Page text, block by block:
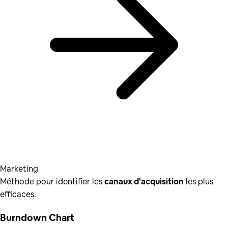
Marketing
Méthode pour identifier lescanaux d'acquisition les plus
efficaces.
Burndown Chart